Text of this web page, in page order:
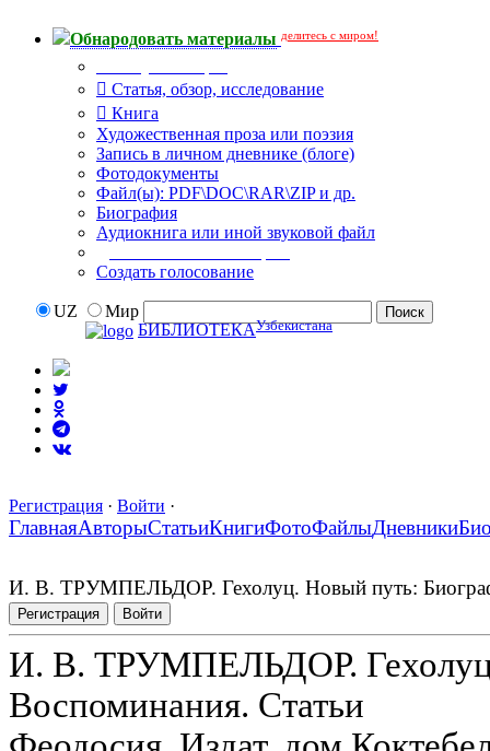
Обнародовать материалы делитесь с миром!
Статья, обзор, исследование
Книга
Художественная проза или поэзия
Запись в личном дневнике (блоге)
Фотодокументы
Файл(ы): PDF\DOC\RAR\ZIP и др.
Биография
Аудиокнига или иной звуковой файл
Создать голосование
UZ
Мир
БИБЛИОТЕКАУзбекистана
Регистрация · Войти ·
ГлавнаяАвторыСтатьиКнигиФотоФайлыДневники
И. В. ТРУМПЕЛЬДОР. Гехолуц. Новый путь:
Регистрация Войти
И. В. ТРУМПЕЛЬДОР.
Воспоминания. Статьи